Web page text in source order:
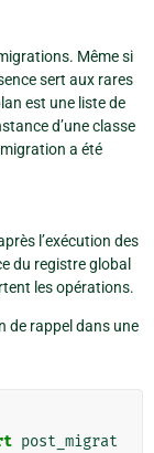
Même si
sert aux rares
est une liste de
d’une classe
a été
l’exécution des
du registre global
les opérations.
de rappel dans une
post_migrat